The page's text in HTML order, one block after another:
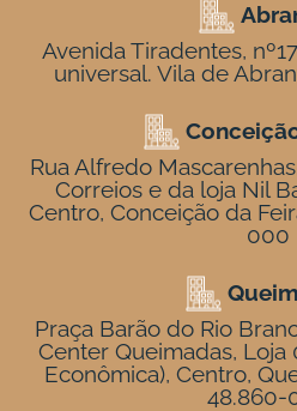
Avenida Tiradentes,
universal. Vila de
Rua Alfredo
Correios e da loja Nil
Centro, Conceição da
000
Praça Barão do Rio
Center Queimadas, Loja
Econômica), Centro,
48.860-